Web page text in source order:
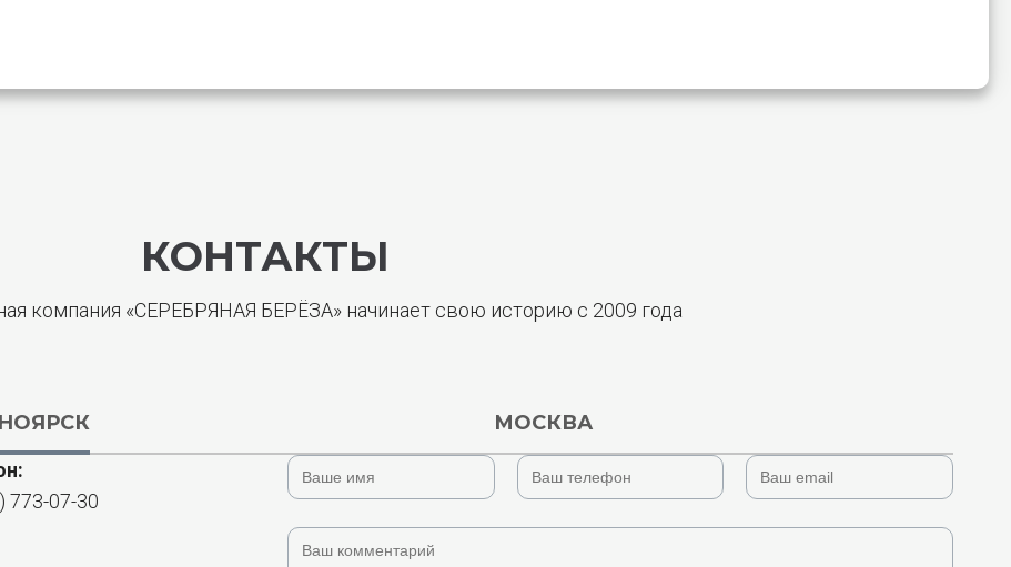
КОНТАКТЫ
компания «СЕРЕБРЯНАЯ БЕРЁЗА» начинает свою историю с 2009 года
МОСКВА
773-07-30